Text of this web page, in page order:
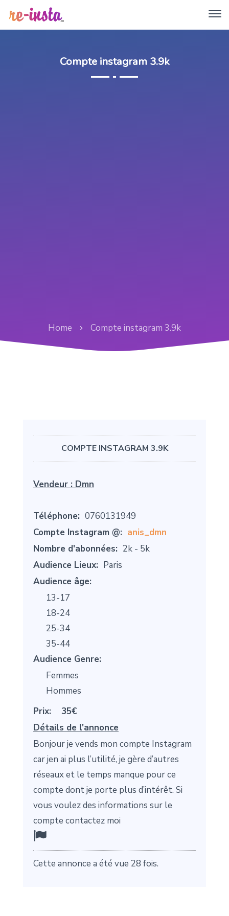
Compte instagram 3.9k
Home Compte instagram 3.9k
COMPTE INSTAGRAM 3.9K
Vendeur : Dmn
Téléphone: 0760131949
Compte Instagram @: anis_dmn
Nombre d'abonnées: 2k - 5k
Audience Lieux: Paris
Audience âge:
13-17
18-24
25-34
35-44
Audience Genre:
Femmes
Hommes
Prix:
35€
Détails de l'annonce
Bonjour je vends mon compte Instagram
car jen ai plus l’utilité, je gère d’autres
réseaux et le temps manque pour ce
compte dont je porte plus d’intérêt. Si
vous voulez des informations sur le
compte contactez moi
Cette annonce a été vue 28 fois.